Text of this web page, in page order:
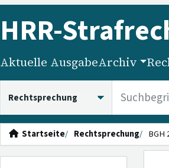
HRR-
Aktuelle AusgabeArchiv
Startseite Rechtsprechung BGH